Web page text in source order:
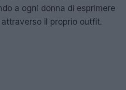
a ogni donna di esprimere
il proprio outfit.